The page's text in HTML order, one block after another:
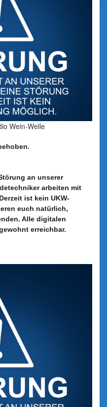
Wein-Welle
an unserer
arbeiten mit
ist kein UKW-
euch natürlich,
Alle digitalen
erreichbar.